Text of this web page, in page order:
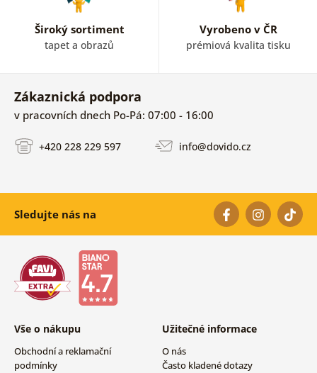
Široký sortiment
tapet a obrazů
Vyrobeno v ČR
prémiová kvalita tisku
Zákaznická podpora
v pracovních dnech Po-Pá: 07:00 - 16:00
+420 228 229 597 info@dovido.cz
Sledujte nás na
Vše o nákupu
Obchodní a reklamační
podmínky
Užitečné informace
O nás
Často kladené dotazy